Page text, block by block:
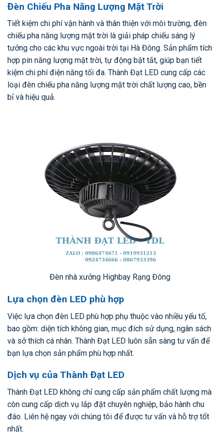
Đèn Chiếu Pha Năng Lượng Mặt Trời
Tiết kiệm chi phí vận hành và thân thiện với môi trường, đèn
chiếu pha năng lượng mặt trời là giải pháp chiếu sáng lý
tưởng cho các khu vực ngoài trời tại Hà Đông. Sản phẩm tích
hợp pin năng lượng mặt trời, tự động bật tắt, giúp bạn tiết
kiệm chi phí điện năng tối đa. Thành Đạt LED cung cấp các
loại đèn chiếu pha năng lượng mặt trời chất lượng cao, bền
bỉ và hiệu quả.
Đèn nhà xưởng Highbay Rạng Đông
Lựa chọn đèn LED phù hợp
Việc lựa chọn đèn LED phù hợp phụ thuộc vào nhiều yếu tố,
bao gồm: diện tích không gian, mục đích sử dụng, ngân sách
và sở thích cá nhân. Thành Đạt LED luôn sẵn sàng tư vấn để
bạn lựa chọn sản phẩm phù hợp nhất.
Dịch vụ của Thành Đạt LED
Thành Đạt LED không chỉ cung cấp sản phẩm chất lượng mà
còn cung cấp dịch vụ lắp đặt chuyên nghiệp, bảo hành chu
đáo. Liên hệ ngay với chúng tôi để được tư vấn và hỗ trợ tốt
nhất.